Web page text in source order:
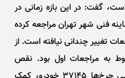
چگونه بوده است، گفت: در این بازه زمانی در
مراکز معاینه فنی شهر تهران مراجعه کرده
تغییر چندانی نیافته است. از
و ۹۶۴ خودرو مربوط به مراجعات اول بود. نقص